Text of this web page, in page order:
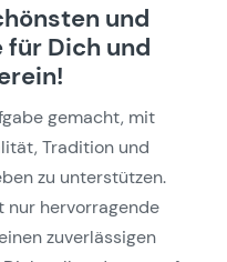
und
Dich und
gemacht, mit
Tradition und
zu unterstützen.
nur hervorragende
zuverlässigen